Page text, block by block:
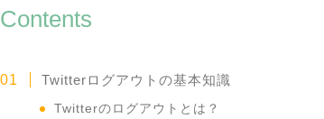
Contents
Twitterログアウトの基本知識
Twitterのログアウトとは？